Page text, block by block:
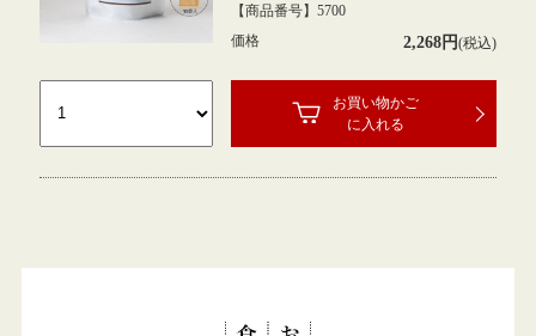
【商品番号】5700
価格
2,268円(税込)
お買い物かご
に入れる